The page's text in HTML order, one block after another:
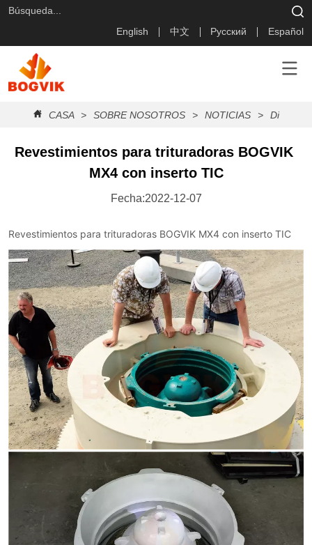
English 中文 Русский Español
CASA > SOBRE NOSOTROS > NOTICIAS > Diario
Revestimientos para trituradoras BOGVIK
MX4 con inserto TIC
Fecha:2022-12-07